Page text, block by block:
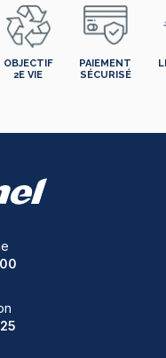
OBJECTIF
2E VIE
PAIEMENT
SÉCURISÉ